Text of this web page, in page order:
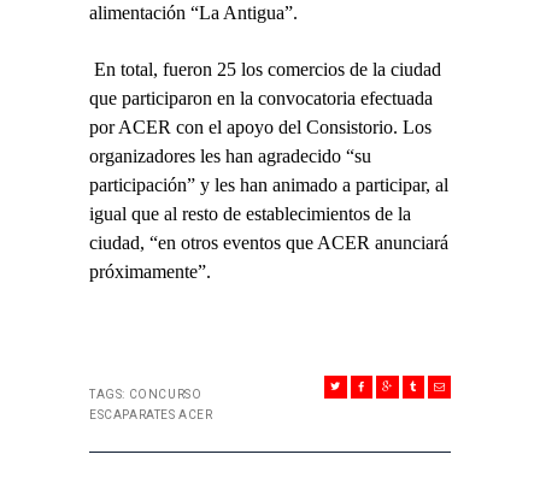
alimentación “La Antigua”.
En total, fueron 25 los comercios de la ciudad
que participaron en la convocatoria efectuada
por ACER con el apoyo del Consistorio. Los
organizadores les han agradecido “su
participación” y les han animado a participar, al
igual que al resto de establecimientos de la
ciudad, “en otros eventos que ACER anunciará
próximamente”.
TAGS: CONCURSO
ESCAPARATES ACER